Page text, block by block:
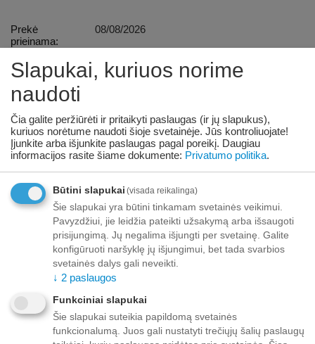
Prekė
prieinama:
08/08/2026
+
−
Pridėti prie pageidavimų sąrašo Užduokite klausimą
Pristatymas
Iki buto durų nuo 70,00 EUR nemokamai!
Iki 69,99 EUR pristatymo mokestis:
Venipak kurjeris – 10,00 EUR
Unisend siuntų automatas - 3,50 EUR
Omniva siuntų automatas - 5,00 EUR
Mokėjimas
Aprašymas
Slapukai, kuriuos norime
naudoti
Čia galite peržiūrėti ir pritaikyti paslaugas (ir jų slapukus),
kuriuos norėtume naudoti šioje svetainėje. Jūs kontroliuojate!
Įjunkite arba išjunkite paslaugas pagal poreikį. Daugiau
informacijos rasite šiame dokumente: Privatumo politika.
Būtini slapukai (visada reikalinga)
Šie slapukai yra būtini tinkamam svetainės veikimui.
Pavyzdžiui, jie leidžia pateikti užsakymą arba išsaugoti
prisijungimą. Jų negalima išjungti per svetainę. Galite
konfigūruoti naršyklę jų išjungimui, bet tada svarbios
svetainės dalys gali neveikti.
↓ 2 paslaugos
Funkciniai slapukai
Šie slapukai suteikia papildomą svetainės
funkcionalumą. Juos gali nustatyti trečiųjų šalių paslaugų